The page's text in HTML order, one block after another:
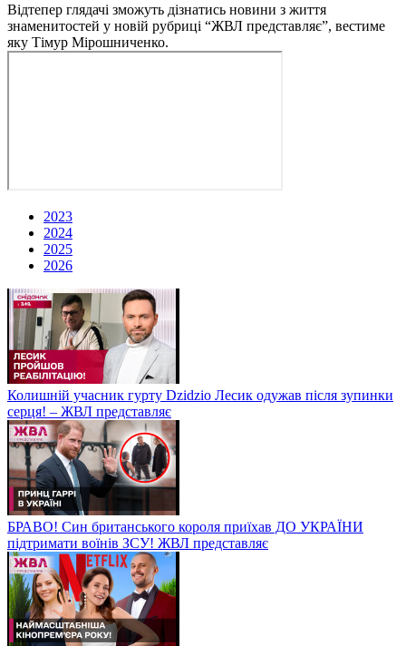
Відтепер глядачі зможуть дізнатись новини з життя
знаменитостей у новій рубриці “ЖВЛ представляє”, вестиме
яку Тімур Мірошниченко.
2023
2024
2025
2026
Колишній учасник гурту Dzidzio Лесик одужав після зупинки
серця! – ЖВЛ представляє
БРАВО! Син британського короля приїхав ДО УКРАЇНИ
підтримати воїнів ЗСУ! ЖВЛ представляє